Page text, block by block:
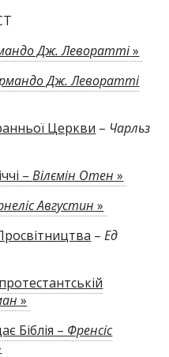
Дж. Леворатті»
Дж. Леворатті
Церкви – Чарльз
–Вілємін Отен »
Августин »
–Ед
»
Біблія – Френсіс